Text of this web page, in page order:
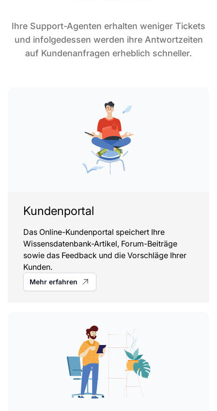
Ihre Support-Agenten erhalten weniger Tickets
und infolgedessen werden ihre Antwortzeiten
auf Kundenanfragen erheblich schneller.
Kundenportal
Das Online-Kundenportal speichert Ihre
Wissensdatenbank-Artikel, Forum-Beiträge
sowie das Feedback und die Vorschläge Ihrer
Kunden.
Mehr erfahren